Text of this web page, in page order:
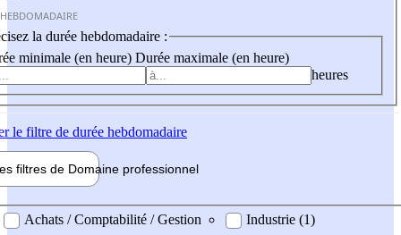
la durée hebdomadaire :
minimale (en heure) Durée maximale (en heure)
heures
le filtre de durée hebdomadaire
filtres de Domaine professionnel
professionel
Achats / Comptabilité / Gestion
Industrie (1)